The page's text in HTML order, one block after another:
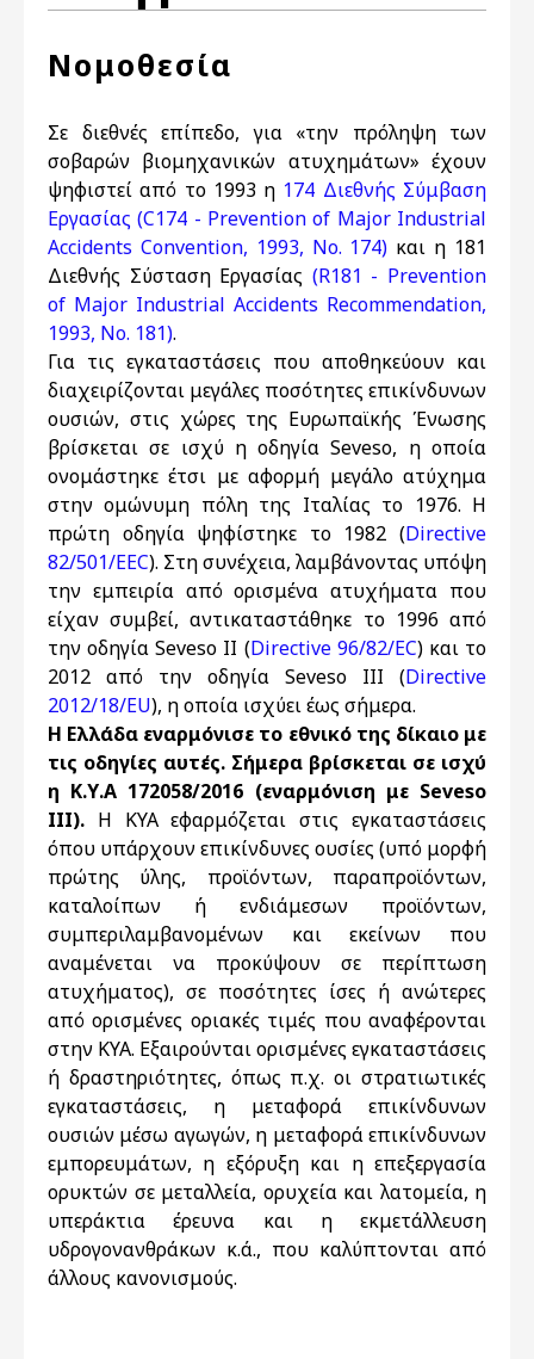
Νομοθεσία
Σε διεθνές επίπεδο, για «την πρόληψη των
σοβαρών βιομηχανικών ατυχημάτων» έχουν
ψηφιστεί από το 1993 η 174 Διεθνής Σύμβαση
Εργασίας (C174 - Prevention of Major Industrial
Accidents Convention, 1993, No. 174) και η 181
Διεθνής Σύσταση Εργασίας (R181 - Prevention
of Major Industrial Accidents Recommendation,
1993, No. 181).
Για τις εγκαταστάσεις που αποθηκεύουν και
διαχειρίζονται μεγάλες ποσότητες επικίνδυνων
ουσιών, στις χώρες της Ευρωπαϊκής Ένωσης
βρίσκεται σε ισχύ η οδηγία Seveso, η οποία
ονομάστηκε έτσι με αφορμή μεγάλο ατύχημα
στην ομώνυμη πόλη της Ιταλίας το 1976. Η
πρώτη οδηγία ψηφίστηκε το 1982 (Directive
82/501/EEC). Στη συνέχεια, λαμβάνοντας υπόψη
την εμπειρία από ορισμένα ατυχήματα που
είχαν συμβεί, αντικαταστάθηκε το 1996 από
την οδηγία Seveso II (Directive 96/82/EC) και το
2012 από την οδηγία Seveso III (Directive
2012/18/EU), η οποία ισχύει έως σήμερα.
Η Ελλάδα εναρμόνισε το εθνικό της δίκαιο με
τις οδηγίες αυτές. Σήμερα βρίσκεται σε ισχύ
η Κ.Υ.Α 172058/2016 (εναρμόνιση με Seveso
III). Η ΚΥΑ εφαρμόζεται στις εγκαταστάσεις
όπου υπάρχουν επικίνδυνες ουσίες (υπό μορφή
πρώτης ύλης, προϊόντων, παραπροϊόντων,
καταλοίπων ή ενδιάμεσων προϊόντων,
συμπεριλαμβανομένων και εκείνων που
αναμένεται να προκύψουν σε περίπτωση
ατυχήματος), σε ποσότητες ίσες ή ανώτερες
από ορισμένες οριακές τιμές που αναφέρονται
στην ΚΥΑ. Εξαιρούνται ορισμένες εγκαταστάσεις
ή δραστηριότητες, όπως π.χ. οι στρατιωτικές
εγκαταστάσεις, η μεταφορά επικίνδυνων
ουσιών μέσω αγωγών, η μεταφορά επικίνδυνων
εμπορευμάτων, η εξόρυξη και η επεξεργασία
ορυκτών σε μεταλλεία, ορυχεία και λατομεία, η
υπεράκτια έρευνα και η εκμετάλλευση
υδρογονανθράκων κ.ά., που καλύπτονται από
άλλους κανονισμούς.